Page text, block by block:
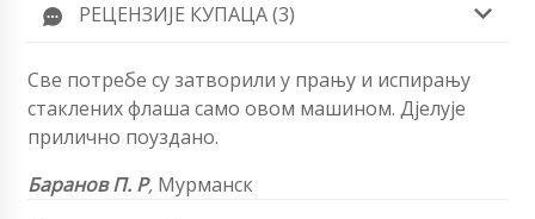
РЕЦЕНЗИЈЕ КУПАЦА (3)
Све потребе су затворили у прању и испирању
стаклених флаша само овом машином. Дјелује
прилично поуздано.
Баранов П. Р, Мурманск